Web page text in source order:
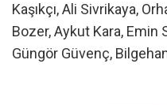
Kaşıkçı, Ali Sivrikaya,
Bozer, Aykut Kara, Emin
Güngör Güvenç,